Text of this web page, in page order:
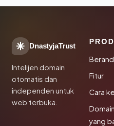
DnastyjaTrust
Intelijen domain
otomatis dan
independen untuk
web terbuka.
Fitur
Cara
Domain
yang